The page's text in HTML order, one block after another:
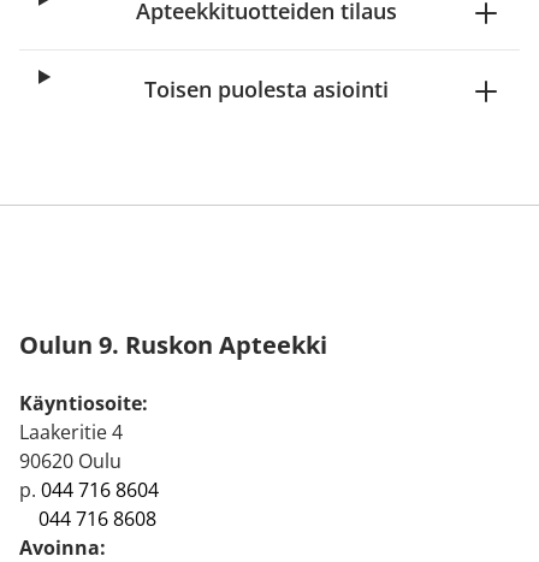
Apteekkituotteiden tilaus
Toisen puolesta asiointi
Oulun 9. Ruskon Apteekki
Käyntiosoite:
Laakeritie 4
90620 Oulu
p. 044 716 8604
044 716 8608
Avoinna: